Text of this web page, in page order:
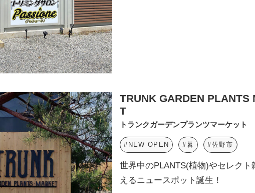
TRUNK GARDEN PLANTS
T
トランクガーデンプランツマーケット
#NEW OPEN #暮 #佐野市
世界中のPLANTS(植物)やセレクト
えるニュースポット誕生！